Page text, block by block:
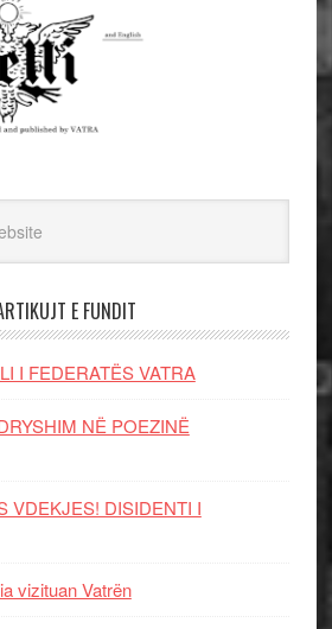
E FUNDIT
I FEDERATËS VATRA
NË POEZINË
VDEKJES! DISIDENTI I
vizituan Vatrën